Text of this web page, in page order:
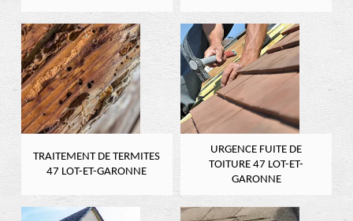
TRAITEMENT DE TERMITES
47 LOT-ET-GARONNE
URGENCE FUITE DE
TOITURE 47 LOT-ET-
GARONNE